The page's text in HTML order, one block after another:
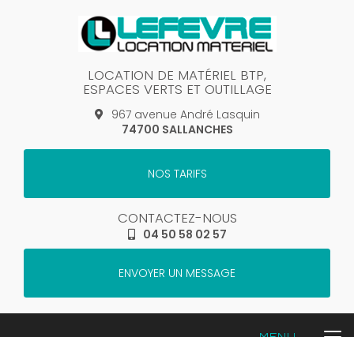
LOCATION DE MATÉRIEL BTP,
ESPACES VERTS ET OUTILLAGE
967 avenue André Lasquin
74700 SALLANCHES
NOS TARIFS
CONTACTEZ-NOUS
04 50 58 02 57
ENVOYER UN MESSAGE